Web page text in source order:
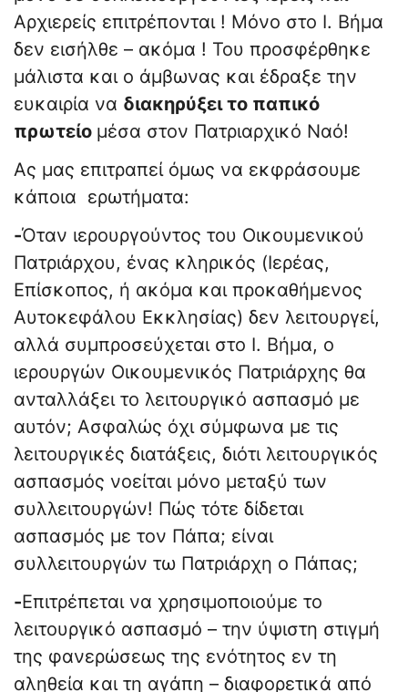
Αρχιερείς επιτρέπονται ! Μόνο στο Ι. Βήμα
δεν εισήλθε – ακόμα ! Του προσφέρθηκε
μάλιστα και ο άμβωνας και έδραξε την
ευκαιρία να διακηρύξει το παπικό
πρωτείο μέσα στον Πατριαρχικό Ναό!
Ας μας επιτραπεί όμως να εκφράσουμε
κάποια ερωτήματα:
-Όταν ιερουργούντος του Οικουμενικού
Πατριάρχου, ένας κληρικός (Ιερέας,
Επίσκοπος, ή ακόμα και προκαθήμενος
Αυτοκεφάλου Εκκλησίας) δεν λειτουργεί,
αλλά συμπροσεύχεται στο Ι. Βήμα, ο
ιερουργών Οικουμενικός Πατριάρχης θα
ανταλλάξει το λειτουργικό ασπασμό με
αυτόν; Ασφαλώς όχι σύμφωνα με τις
λειτουργικές διατάξεις, διότι λειτουργικός
ασπασμός νοείται μόνο μεταξύ των
συλλειτουργών! Πώς τότε δίδεται
ασπασμός με τον Πάπα; είναι
συλλειτουργών τω Πατριάρχη ο Πάπας;
-Επιτρέπεται να χρησιμοποιούμε το
λειτουργικό ασπασμό – την ύψιστη στιγμή
της φανερώσεως της ενότητος εν τη
αληθεία και τη αγάπη – διαφορετικά από